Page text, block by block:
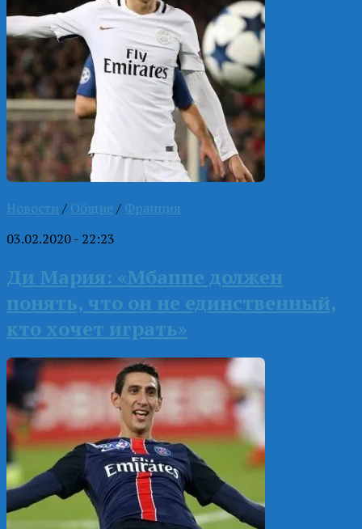
Новости / Общие / Франция
03.02.2020 - 22:23
Ди Мария: «Мбаппе должен
понять, что он не единственный,
кто хочет играть»